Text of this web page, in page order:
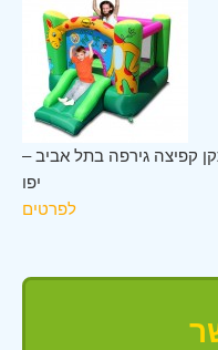
קפיצה גירפה בתל אביב –
יפו
לפרטים